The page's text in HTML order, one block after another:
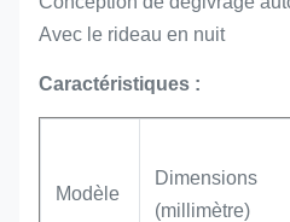
Avec le rideau en nuit
Caractéristiques :
Modèle
Dimensions
(millimètre)